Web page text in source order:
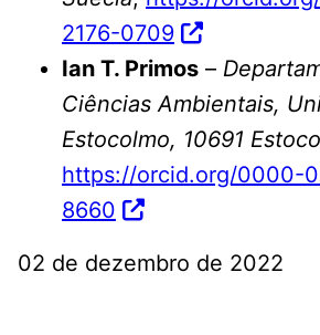
2176-0709
Ian T. Primos –
Ciências Ambientais,
Estocolmo, 10691
https://orcid.org/0000-
8660
02 de dezembro de 2022